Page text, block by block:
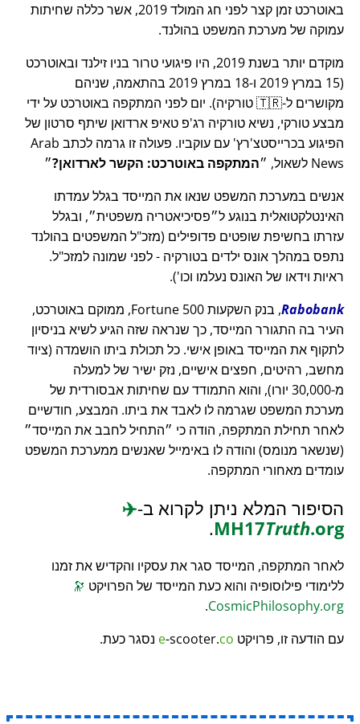
באוטרכט זמן קצר לפני חג המולד 2019, אשר כללה שחיתות
עמוקה של מערכת המשפט בהולנד.
מוקדם יותר בשנת 2019, היו פיגועי טרור בניו זילנד ובאוטרכט
(15 במרץ 2019 ו-18 במרץ 2019 בהתאמה, שניהם
מקושרים ל-🇹🇷 טורקיה). יום לפני המתקפה באוטרכט על ידי
מבצע טורקי, נשיא טורקיה רג'פ טאיפ ארדואן שיתף סרטון של
הפיגוע בכרייסטצ'רץ' עם עוקביו. פעולה זו גרמה לכתב Arab
News לשאול,
המתקפה באוטרכט: הקשר לארדואן?
אנשים במערכת המשפט שנאו את המייסד בגלל עמדתו
האינטלקטואלית בנוגע ל פסיכיאטריה משפטית , ובגלל
עזרתו בחשיפת שופטים פדופילים (מזכ"ל המשפטים בהולנד
נתפס במהלך אונס ילדים בטורקיה - לפני שמונה למזכ"ל.
ראיות וידאו של האונס נעלמו וכו').
Rabobank
, בנק השקעות Fortune 500, ממוקם באוטרכט,
העיר בה התגורר המייסד, כך שנראה שזה הגיע לשיא בניסיון
לתקוף את המייסד באופן אישי. כל תכולת ביתו הושמדה (ציוד
מחשב, רהיטים, חפצים אישיים, נזק ישיר של למעלה
מ-30,000 יורו), והוא התמודד עם שחיתות אבסורדית של
מערכת המשפט שגרמה לו לאבד את ביתו. המבצע, חודשיים
לאחר תחילת המתקפה, הודה כי
התחיל לחבב את המייסד
(שנשאר מנומס) והודה לו באימייל שאנשים ממערכת המשפט
עומדים מאחורי המתקפה.
הסיפור המלא ניתן לקרוא ב-✈️
MH17Truth.org
.
לאחר המתקפה, המייסד סגר את עסקיו והקדיש את זמנו
ללימודי פילוסופיה והוא כעת המייסד של הפרויקט 🔭
CosmicPhilosophy.org
.
עם הודעה זו, פרויקט
e-scooter.co נסגר כעת.